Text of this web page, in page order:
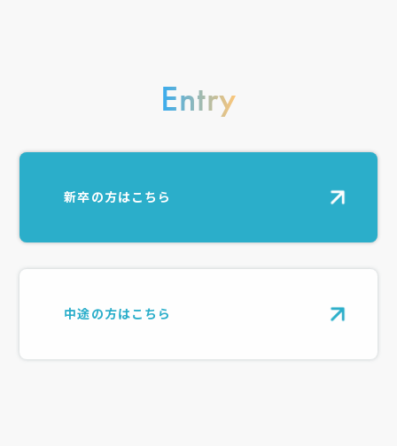
Entry
新卒の方はこちら
中途の方はこちら